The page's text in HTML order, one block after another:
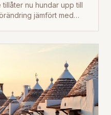
nu hundar upp till
jämfört med